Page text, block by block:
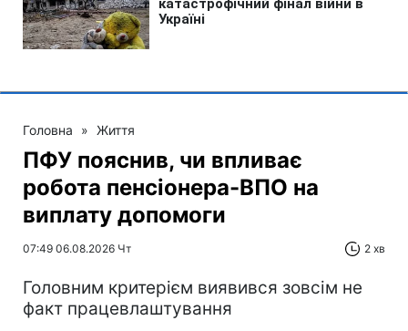
Головна » Життя
ПФУ пояснив, чи впливає
робота пенсіонера-ВПО на
виплату допомоги
07:49 06.08.2026 Чт 2 хв
Головним критерієм виявився зовсім не
факт працевлаштування